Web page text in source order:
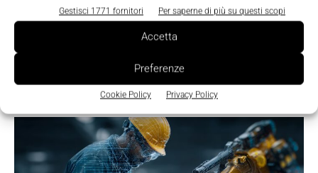
Gestisci 1771 fornitori Per saperne di più su questi scopi
Accetta
Preferenze
Cookie Policy Privacy Policy
TI POTREBBERO INTERESSARE ⇢